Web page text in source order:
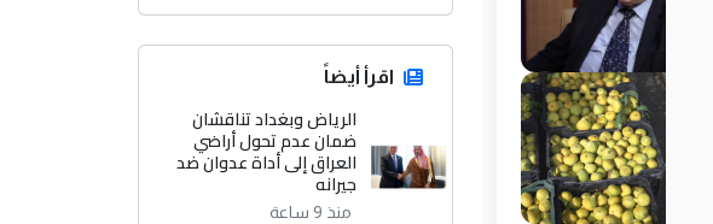
اقرأ أيضاً
الرياض وبغداد تناقشان
ضمان عدم تحول أراضي
العراق إلى أداة عدوان ضد
جيرانه
منذ 9 ساعة